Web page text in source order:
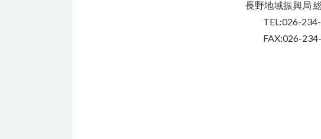
長野地域振興局
TEL:026-
FAX:026-